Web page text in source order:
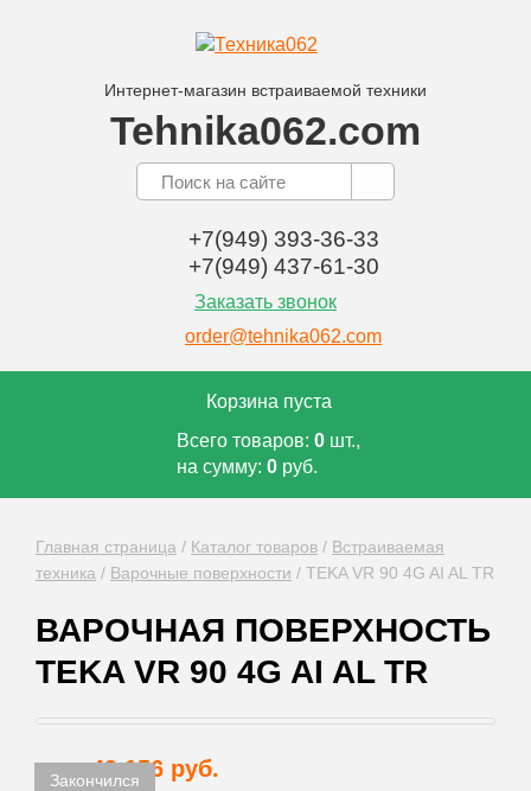
Интернет-магазин встраиваемой техники
Tehnika062.com
+7(949) 393-36-33
+7(949) 437-61-30
Заказать звонок
order@tehnika062.com
Корзина пуста
Всего товаров: 0 шт.,
на сумму: 0 руб.
Главная страница / Каталог товаров / Встраиваемая
техника / Варочные поверхности / TEKA VR 90 4G AI AL TR
ВАРОЧНАЯ ПОВЕРХНОСТЬ
TEKA VR 90 4G AI AL TR
Закончился
Цена: 49 156 руб.